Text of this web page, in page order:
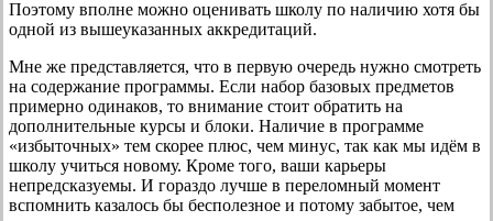
Поэтому вполне можно оценивать школу по наличию хотя бы
одной из вышеуказанных аккредитаций.
Мне же представляется, что в первую очередь нужно смотреть
на содержание программы. Если набор базовых предметов
примерно одинаков, то внимание стоит обратить на
дополнительные курсы и блоки. Наличие в программе
«избыточных» тем скорее плюс, чем минус, так как мы идём в
школу учиться новому. Кроме того, ваши карьеры
непредсказуемы. И гораздо лучше в переломный момент
вспомнить казалось бы бесполезное и потому забытое, чем